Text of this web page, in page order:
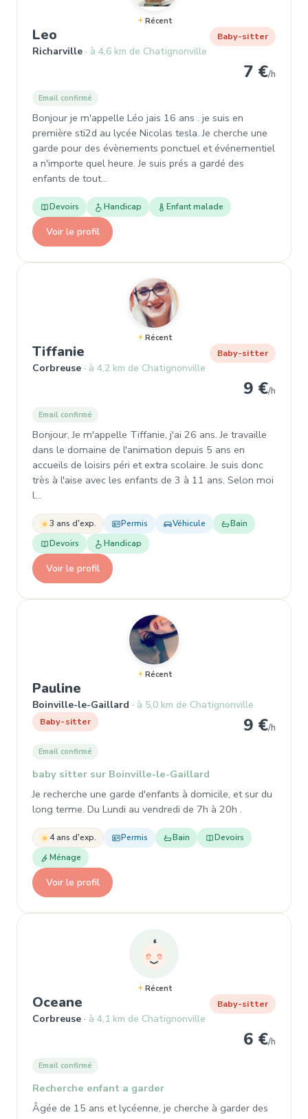
Récent
Leo , Garde d'enfant à Richarville
Richarville à 4,6 km de Chatignonville
Baby-sitter
7 €/h
Email confirmé
Bonjour je m'appelle Léo jais 16 ans . je suis en
première sti2d au lycée Nicolas tesla. Je cherche une
garde pour des évènements ponctuel et événementiel
a n'importe quel heure. Je suis prés a gardé des
enfants de tout…
Devoirs Handicap Enfant malade
Voir le profil
Récent
Tiffanie , Garde d'enfant à Corbreuse
Corbreuse à 4,2 km de Chatignonville
Baby-sitter
9 €/h
Email confirmé
Bonjour, Je m'appelle Tiffanie, j'ai 26 ans. Je travaille
dans le domaine de l'animation depuis 5 ans en
accueils de loisirs péri et extra scolaire. Je suis donc
très à l'aise avec les enfants de 3 à 11 ans. Selon moi
l…
3 ans d'exp. Permis Véhicule
Bain
Devoirs
Handicap
Voir le profil
Récent
Pauline
Boinville-le-Gaillard à 5,0 km de Chatignonville
Baby-sitter 9 €/h
Email confirmé
baby sitter sur Boinville-le-Gaillard
Je recherche une garde d'enfants à domicile, et sur du
long terme. Du Lundi au vendredi de 7h à 20h .
4 ans d'exp. Permis Bain
Devoirs
Ménage
Voir le profil
Récent
Oceane , Garde d'enfant à Corbreuse
Corbreuse à 4,1 km de Chatignonville
Baby-sitter
6 €/h
Email confirmé
Recherche enfant a garder
Âgée de 15 ans et lycéenne, je cherche à garder des